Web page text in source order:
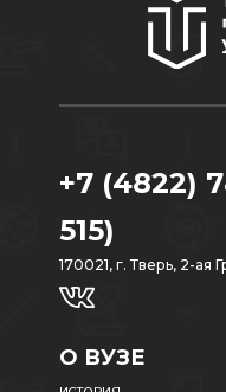
+7 (4822)
515)
170021, г. Тверь, 2-ая
О ВУЗЕ